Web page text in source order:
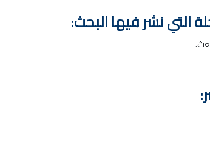
التي نشر فيها البحث: